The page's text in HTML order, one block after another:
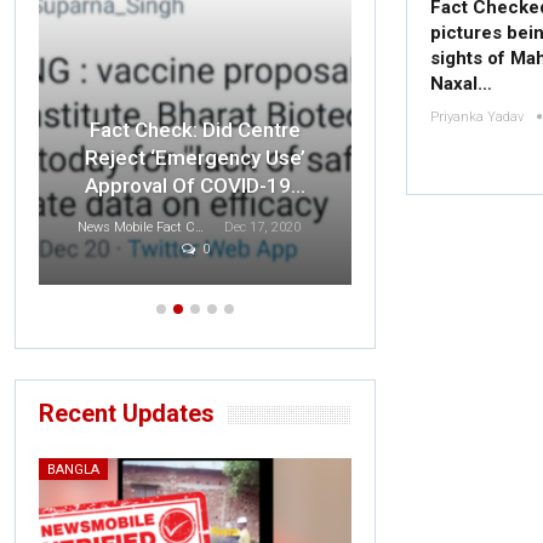
Fact
pictures
sights of
Naxal…
Priyanka Yadav
Fact Check: Did Centre
Reject ‘Emergency Use’
Approval Of COVID-19…
News Mobile Fact Check Bureau
Dec 17, 2020
0
Fact Check:
Recent Updates
BANGLA